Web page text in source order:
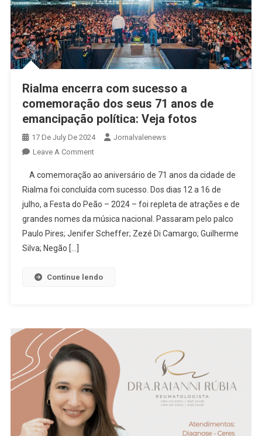
Rialma encerra com sucesso a
comemoração dos seus 71 anos de
emancipação política: Veja fotos
17 De July De 2024
Jornalvalenews
Leave A CommentOn
Encerra
Com
Sucesso
A
Comemoração
71
Veja
Fotos
A comemoração ao aniversário de 71 anos da cidade de
Rialma foi concluída com sucesso. Dos dias 12 a 16 de
julho, a Festa do Peão – 2024 – foi repleta de atrações e de
grandes nomes da música nacional. Passaram pelo palco
Paulo Pires; Jenifer Scheffer; Zezé Di Camargo; Guilherme
Silva; Negão […]
Continue lendo